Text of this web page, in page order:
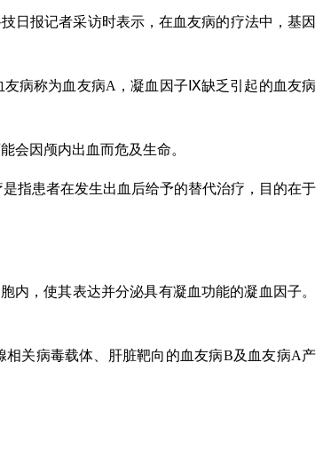
日报记者采访时表示，在血友病的疗法中，基因
病称为血友病A，凝血因子Ⅸ缺乏引起的血友病
会因颅内出血而危及生命。
指患者在发生出血后给予的替代治疗，目的在于
，使其表达并分泌具有凝血功能的凝血因子。
关病毒载体、肝脏靶向的血友病B及血友病A产